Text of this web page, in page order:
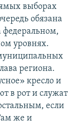
выборах
обязана
федеральном,
уровнях.
региона.
кресло и
в рот и служат
если
же и